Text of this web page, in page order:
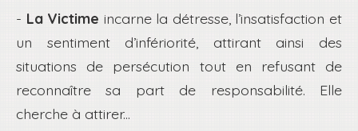
- La Victime incarne la détresse, l’insatisfaction et
un sentiment d’infériorité, attirant ainsi des
situations de persécution tout en refusant de
reconnaître sa part de responsabilité. Elle
cherche à attirer...